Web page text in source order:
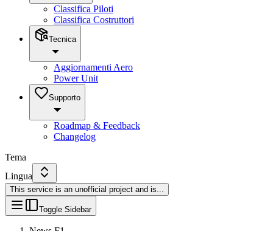
Classifica Piloti
Classifica Costruttori
Tecnica
Aggiornamenti Aero
Power Unit
Supporto
Roadmap & Feedback
Changelog
Tema
Lingua
This service is an unofficial project and is...
Toggle Sidebar